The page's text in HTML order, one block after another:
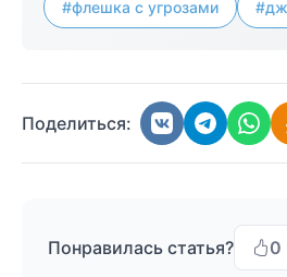
#флешка с угрозами
Поделиться:
Понравилась статья? 0